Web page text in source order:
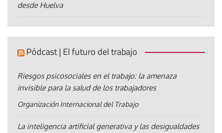
desde Huelva
Pódcast | El futuro del trabajo
Riesgos psicosociales en el trabajo: la amenaza
invisible para la salud de los trabajadores
Organización Internacional del Trabajo
La inteligencia artificial generativa y las desigualdades